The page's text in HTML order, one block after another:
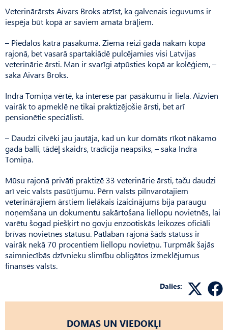
Veterinārārsts Aivars Broks atzīst, ka galvenais ieguvums ir
iespēja būt kopā ar saviem amata brāļiem.
– Piedalos katrā pasākumā. Ziemā reizi gadā nākam kopā
rajonā, bet vasarā spartakiādē pulcējamies visi Latvijas
veterinārie ārsti. Man ir svarīgi atpūsties kopā ar kolēģiem, –
saka Aivars Broks.
Indra Tomiņa vērtē, ka interese par pasākumu ir liela. Aizvien
vairāk to apmeklē ne tikai praktizējošie ārsti, bet arī
pensionētie speciālisti.
– Daudzi cilvēki jau jautāja, kad un kur domāts rīkot nākamo
gada balli, tādēļ skaidrs, tradīcija neapsīks, – saka Indra
Tomiņa.
Mūsu rajonā privāti praktizē 33 veterinārie ārsti, taču daudzi
arī veic valsts pasūtījumu. Pērn valsts pilnvarotajiem
veterinārajiem ārstiem lielākais izaicinājums bija paraugu
noņemšana un dokumentu sakārtošana liellopu novietnēs, lai
varētu šogad piešķirt no govju enzootiskās leikozes oficiāli
brīvas novietnes statusu. Patlaban rajonā šāds statuss ir
vairāk nekā 70 procentiem liellopu novietņu. Turpmāk šajās
saimniecībās dzīvnieku slimību obligātos izmeklējumus
finansēs valsts.
Dalies:
DOMAS UN VIEDOKĻI